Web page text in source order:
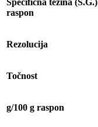
Specifična težina (S.G.)
raspon
Rezolucija
Točnost
g/100 g raspon